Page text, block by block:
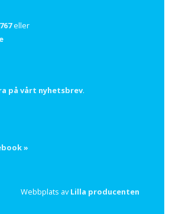
eller
på vårt nyhetsbrev.
»
Webbplats avLilla producenten